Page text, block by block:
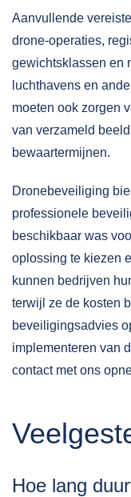
Aanvullende
drone-operaties,
gewichtsklassen en
luchthavens en
moeten ook zorgen
van verzameld
bewaartermijnen.
Dronebeveiliging
professionele
beschikbaar was
oplossing te kiezen
kunnen bedrijven
terwijl ze de kosten
beveiligingsadvies
implementeren van
contactmet ons
Hoe lang